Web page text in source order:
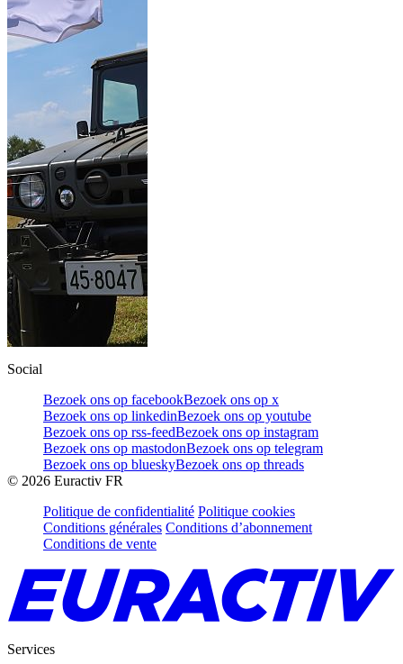
Social
Bezoek ons op facebookBezoek ons op x
Bezoek ons op linkedinBezoek ons op youtube
Bezoek ons op rss-feedBezoek ons op instagram
Bezoek ons op mastodonBezoek ons op telegram
Bezoek ons op blueskyBezoek ons op threads
© 2026 Euractiv FR
Politique de confidentialité Politique cookies
Conditions générales Conditions d’abonnement
Conditions de vente
Services